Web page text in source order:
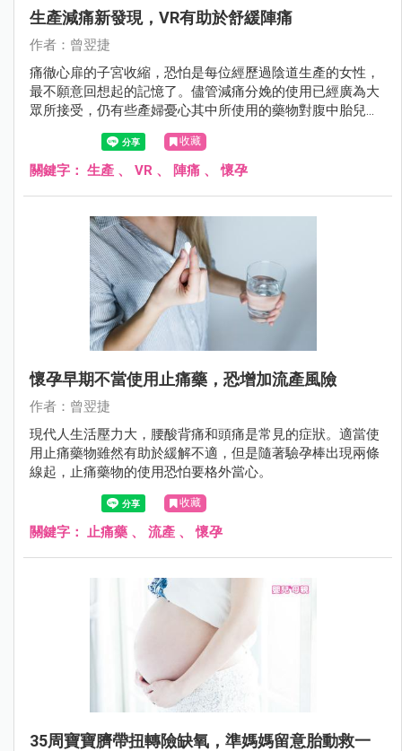
生產減痛新發現，VR有助於舒緩陣痛
作者：曾翌捷
痛徹心扉的子宮收縮，恐怕是每位經歷過陰道生產的女性，
最不願意回想起的記憶了。儘管減痛分娩的使用已經廣為大
眾所接受，仍有些產婦憂心其中所使用的藥物對腹中胎兒所
可能造成的影響。
收藏
關鍵字： 生產 、 VR 、 陣痛 、懷孕
懷孕早期不當使用止痛藥，恐增加流產風險
作者：曾翌捷
現代人生活壓力大，腰酸背痛和頭痛是常見的症狀。適當使
用止痛藥物雖然有助於緩解不適，但是隨著驗孕棒出現兩條
線起，止痛藥物的使用恐怕要格外當心。
收藏
關鍵字： 止痛藥 、 流產 、懷孕
35周寶寶臍帶扭轉險缺氧，準媽媽留意胎動救一